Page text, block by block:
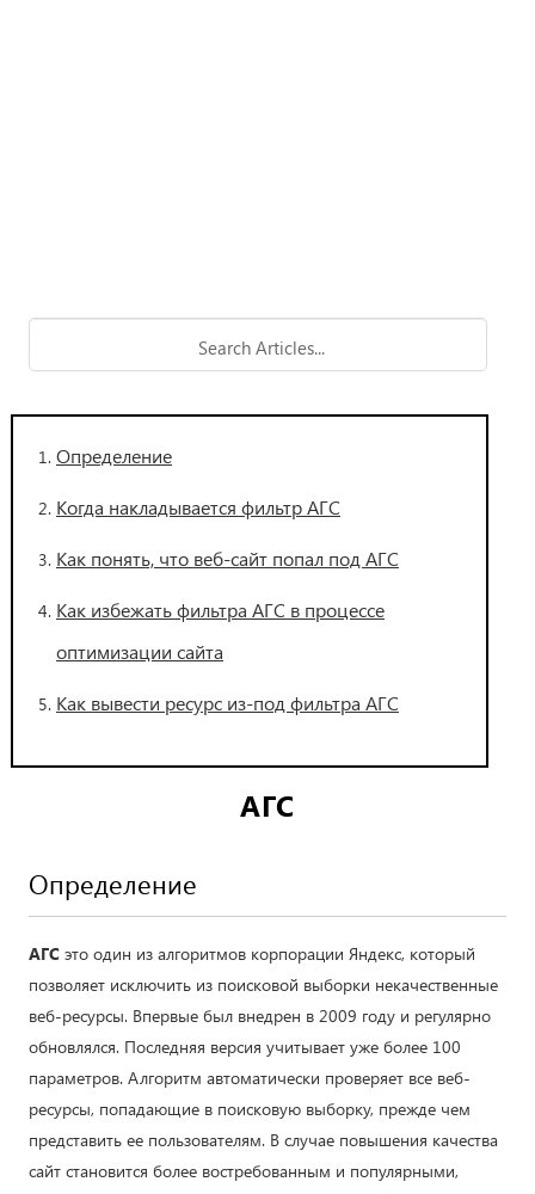
Определение
Когда накладывается фильтр АГС
Как понять, что веб-сайт попал под АГС
Как избежать фильтра АГС в процессе
оптимизации сайта
Как вывести ресурс из-под фильтра АГС
АГС
Определение
АГС это один из алгоритмов корпорации Яндекс, который
позволяет исключить из поисковой выборки некачественные
веб-ресурсы. Впервые был внедрен в 2009 году и регулярно
обновлялся. Последняя версия учитывает уже более 100
параметров. Алгоритм автоматически проверяет все веб-
ресурсы, попадающие в поисковую выборку, прежде чем
представить ее пользователям. В случае повышения качества
сайт становится более востребованным и популярными,